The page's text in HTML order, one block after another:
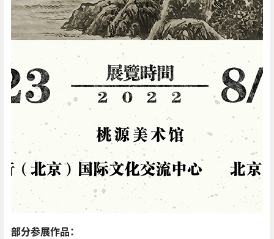
部分参展作品：